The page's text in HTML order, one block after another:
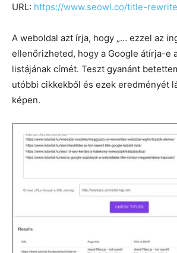
URL: https://www.seowl.co/title-
A weboldal azt írja, hogy „… ezzel az
ellenőrizheted, hogy a Google átírja-e
listájának címét. Teszt gyanánt
utóbbi cikkekből és ezek eredményét
képen.